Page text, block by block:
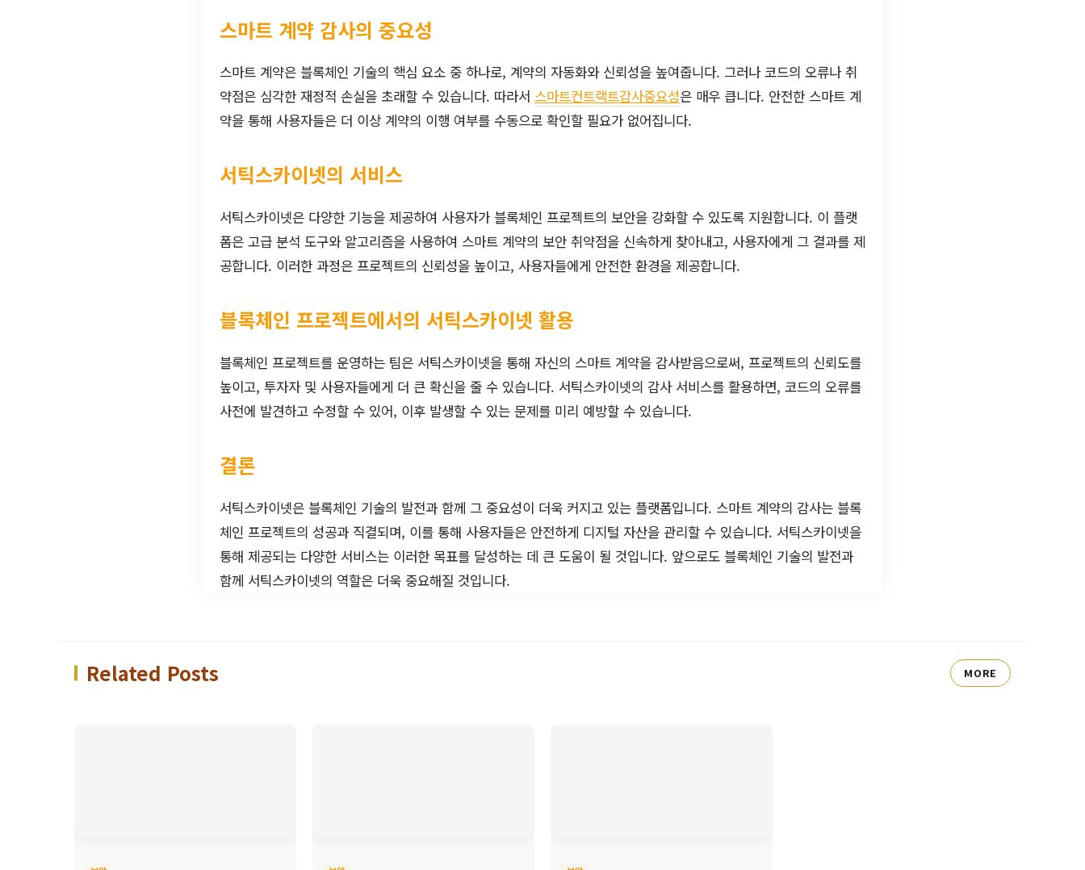
스마트 계약 감사의 중요성
스마트 계약은 블록체인 기술의 핵심 요소 중 하나로, 계약의 자동화와 신뢰성을 높여줍니다. 그러나 코드의 오류나 취
약점은 심각한 재정적 손실을 초래할 수 있습니다. 따라서 스마트컨트랙트감사중요성은 매우 큽니다. 안전한 스마트 계
약을 통해 사용자들은 더 이상 계약의 이행 여부를 수동으로 확인할 필요가 없어집니다.
서틱스카이넷의 서비스
서틱스카이넷은 다양한 기능을 제공하여 사용자가 블록체인 프로젝트의 보안을 강화할 수 있도록 지원합니다. 이 플랫
폼은 고급 분석 도구와 알고리즘을 사용하여 스마트 계약의 보안 취약점을 신속하게 찾아내고, 사용자에게 그 결과를 제
공합니다. 이러한 과정은 프로젝트의 신뢰성을 높이고, 사용자들에게 안전한 환경을 제공합니다.
블록체인 프로젝트에서의 서틱스카이넷 활용
블록체인 프로젝트를 운영하는 팀은 서틱스카이넷을 통해 자신의 스마트 계약을 감사받음으로써, 프로젝트의 신뢰도를
높이고, 투자자 및 사용자들에게 더 큰 확신을 줄 수 있습니다. 서틱스카이넷의 감사 서비스를 활용하면, 코드의 오류를
사전에 발견하고 수정할 수 있어, 이후 발생할 수 있는 문제를 미리 예방할 수 있습니다.
결론
서틱스카이넷은 블록체인 기술의 발전과 함께 그 중요성이 더욱 커지고 있는 플랫폼입니다. 스마트 계약의 감사는 블록
체인 프로젝트의 성공과 직결되며, 이를 통해 사용자들은 안전하게 디지털 자산을 관리할 수 있습니다. 서틱스카이넷을
통해 제공되는 다양한 서비스는 이러한 목표를 달성하는 데 큰 도움이 될 것입니다. 앞으로도 블록체인 기술의 발전과
함께 서틱스카이넷의 역할은 더욱 중요해질 것입니다.
Related Posts MORE